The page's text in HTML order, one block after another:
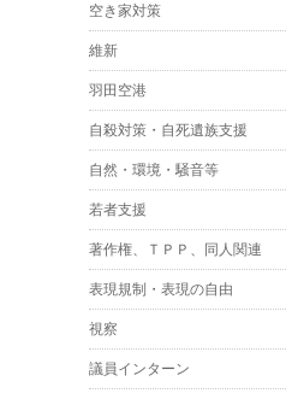
空き家対策
維新
羽田空港
自殺対策・自死遺族支援
自然・環境・騒音等
若者支援
著作権、ＴＰＰ、同人関連
表現規制・表現の自由
視察
議員インターン